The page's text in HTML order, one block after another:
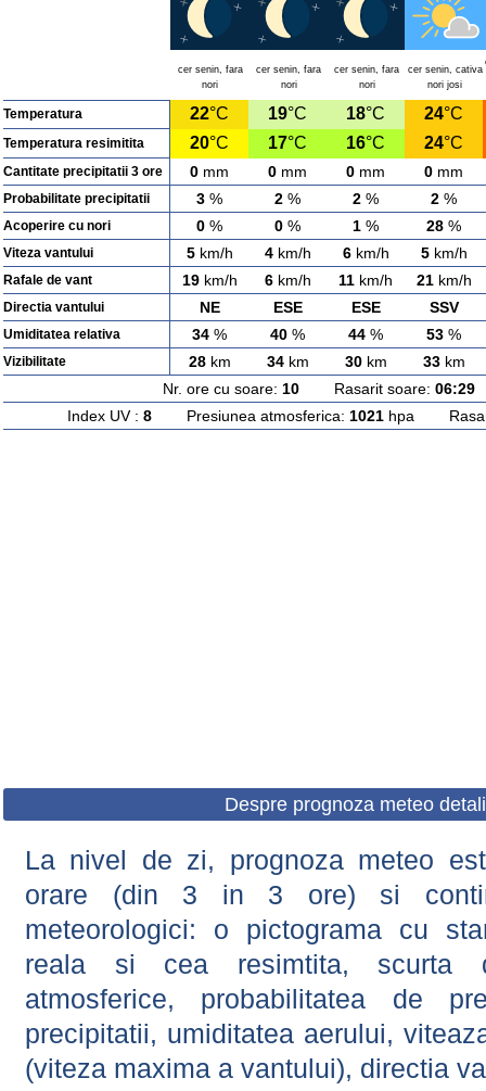
cer senin, fara
nori
cer senin, fara
nori
cer senin, fara
nori
cer senin, cativa
nori josi
Temperatura 22°C 19°C 18°C 24°C
Temperatura resimitita 20°C 17°C 16°C 24°C
Cantitate precipitatii 3 ore 0 mm 0 mm 0 mm 0 mm
Probabilitate precipitatii 3 % 2 % 2 % 2 %
Acoperire cu nori 0 % 0 % 1 % 28 %
Viteza vantului 5km/h 4km/h 6km/h 5km/h
Rafale de vant 19km/h 6km/h 11 km/h 21km/h
Directia vantului NE ESE ESE SSV
Umiditatea relativa 34 % 40 % 44 % 53 %
Vizibilitate 28km 34km 30km 33km
Nr. ore cu soare: 10Rasarit soare: 06:29
Index UV : 8Presiunea atmosferica: 1021hpa
Despre prognoza meteo
La nivel de zi, prognoza meteo
orare (din 3 in 3 ore) si
meteorologici: o pictograma cu
reala si cea resimtita, scurta
atmosferice, probabilitatea de
precipitatii, umiditatea aerului,
(viteza maxima a vantului), directia